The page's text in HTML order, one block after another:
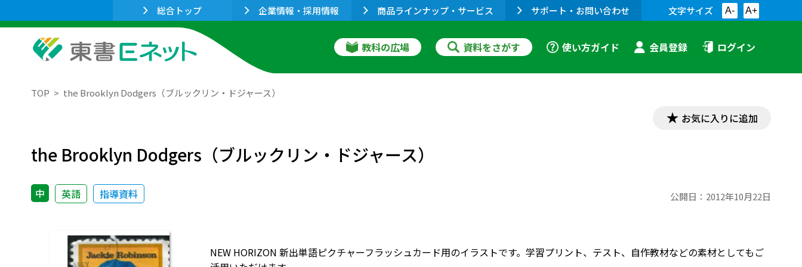
総合トップ 企業情報・採用情報 商品ラインナップ・サービス サポート・お問い合わせ 文字サイズ A- A+
教科の広場 資料をさがす 使い方ガイド 会員登録 ログイン
TOP the Brooklyn Dodgers（ブルックリン・ドジャース）
お気に入りに追加
the Brooklyn Dodgers（ブルックリン・ドジャース）
中 英語 指導資料 公開日： 2012年10月22日
NEW HORIZON 新出単語ピクチャーフラッシュカード用のイラストです。学習プリント、テスト、自作教材などの素材としてもご